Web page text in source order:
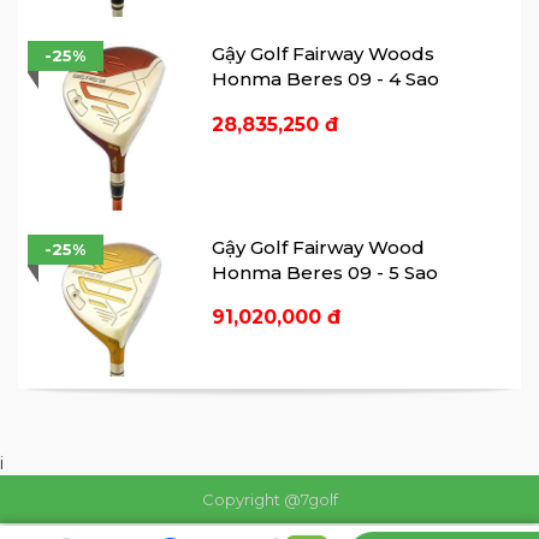
Gậy Hybrid Honma Beres 09 - 3 Sao
Distinctive Design For Each Club
Các phần weights được thiết kế đặc biệt
để đặt một cách chính xác và hoàn hảo
trên từng đầu gậy, giúp đem đến spin lý
Gậy Golf Fairway Woods
Honma Beres 09 - 4 Sao
28,835,250 đ
-25%
Gậy Golf Fairway Wood
Honma Beres 09 - 5 Sao
91,020,000 đ
-25%
8,355,750 đ
i
Copyright @7golf